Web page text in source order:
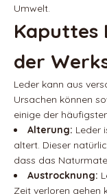
Umwelt.
Kaputtes
der
Leder kann aus
Ursachen können
einige der
Alterung: Leder
altert. Dieser
dass das
Austrocknung:
Zeit verloren gehen